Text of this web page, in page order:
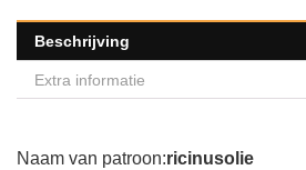
Beschrijving
Extra informatie
Naam van patroon:ricinusolie